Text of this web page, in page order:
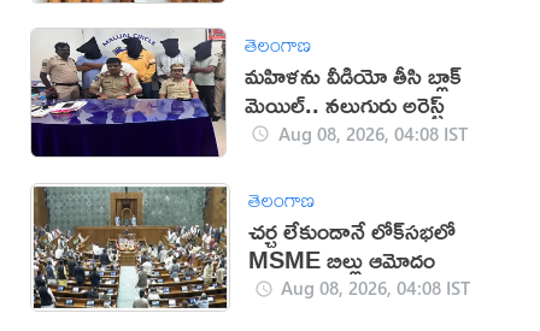
తెలంగాణ
మహిళను వీడియో తీసి బ్లాక్
మెయిల్.. నలుగురు అరెస్ట్
Aug 08, 2026, 04:08 IST
తెలంగాణ
చర్చ లేకుండానే లోక్‌సభలో
MSME బిల్లు ఆమోదం
Aug 08, 2026, 04:08 IST